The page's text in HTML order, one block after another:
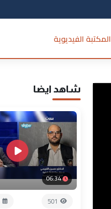
المكتبة الفيديوية
شاهد ايضا
06:34
501